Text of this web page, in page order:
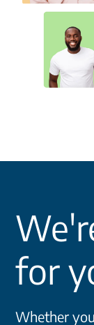
for
Whether